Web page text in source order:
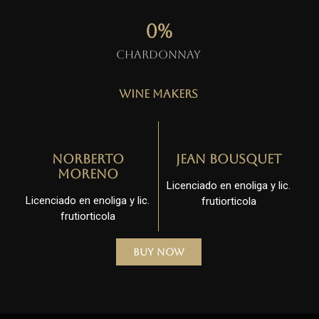
Chardonnay
0%
Wine Makers
Norberto
Moreno
Licenciado en enoliga y lic.
frutiorticola
Jean Bousquet
Licenciado en enoliga y lic.
frutiorticola
Buy Now